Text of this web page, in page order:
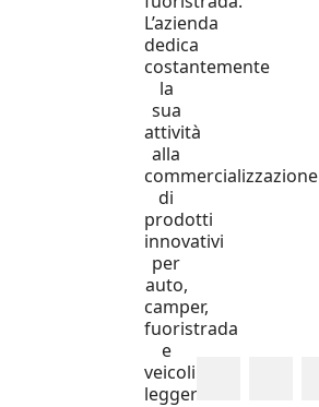
L’azienda
dedica
costantemente
la
sua
attività
alla
commercializzazione
di
prodotti
innovativi
per
auto,
camper,
fuoristrada
e
veicoli
leggeri.